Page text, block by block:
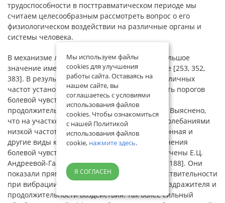
трудоспособности в посттравматическом периоде мы
считаем целесообразным рассмотреть вопрос о его
физиологическом воздействии на различные органы и
системы человека.
В механизме лечебного эффекта вибраций большое
значение имеет их обезболивающее действие [253, 352,
383]. В результате применения вибраций различных
частот установлена определенная зависимость порогов
болевой чувствительности от частоты и
продолжительности воздействия [15, 21, 191]. Выяснено,
что на участке воздействия механическими колебаниями
низкой частоты снижается болевая, вибрационная и
другие виды кожной чувствительности. Изменения
болевой чувствительности были детально изучены Е.Ц.
Андреевой-Галаниной [14] и А.Я. Креймером [188]. Они
показали прямую зависимость снижения чувствительности
при вибрации от частоты колебаний, силы раздражителя и
продолжительности воздействия: так более сильный
Мы используем файлы
cookies для улучшения
работы сайта. Оставаясь на
нашем сайте, вы
соглашаетесь с условиями
использования файлов
cookies. Чтобы ознакомиться
с нашей Политикой
использования файлов
cookie, нажмите здесь.
Я СОГЛАСЕН